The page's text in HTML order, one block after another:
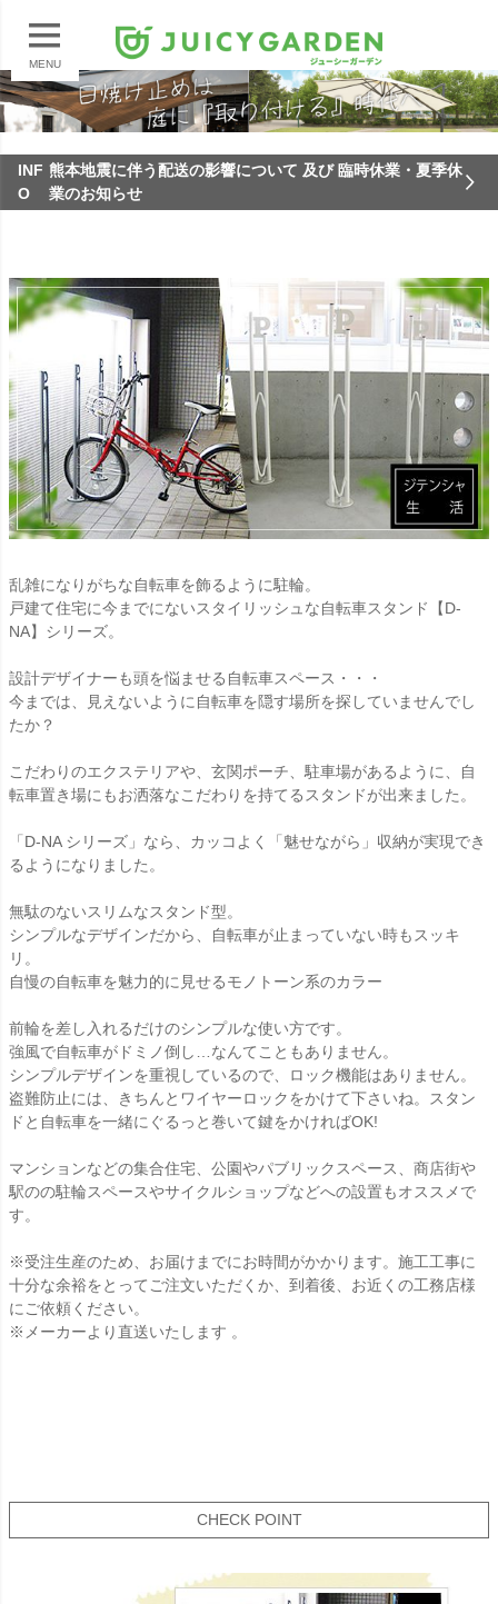
MENU
INF
O
熊本地震に伴う配送の影響について 及び 臨時休業・夏季休
業のお知らせ
乱雑になりがちな自転車を飾るように駐輪。
戸建て住宅に今までにないスタイリッシュな自転車スタンド【D-
NA】シリーズ。
設計デザイナーも頭を悩ませる自転車スペース・・・
今までは、見えないように自転車を隠す場所を探していませんでし
たか？
こだわりのエクステリアや、玄関ポーチ、駐車場があるように、自
転車置き場にもお洒落なこだわりを持てるスタンドが出来ました。
「D-NA シリーズ」なら、カッコよく「魅せながら」収納が実現でき
るようになりました。
無駄のないスリムなスタンド型。
シンプルなデザインだから、自転車が止まっていない時もスッキ
リ。
自慢の自転車を魅力的に見せるモノトーン系のカラー
前輪を差し入れるだけのシンプルな使い方です。
強風で自転車がドミノ倒し…なんてこともありません。
シンプルデザインを重視しているので、ロック機能はありません。
盗難防止には、きちんとワイヤーロックをかけて下さいね。スタン
ドと自転車を一緒にぐるっと巻いて鍵をかければOK!
マンションなどの集合住宅、公園やパブリックスペース、商店街や
駅のの駐輪スペースやサイクルショップなどへの設置もオススメで
す。
※受注生産のため、お届けまでにお時間がかかります。施工工事に
十分な余裕をとってご注文いただくか、到着後、お近くの工務店様
にご依頼ください。
※メーカーより直送いたします 。
CHECK POINT